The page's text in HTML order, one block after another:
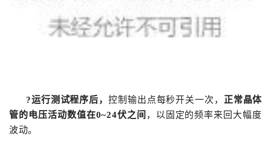
?运行测试程序后，控制输出点每秒开关一次， 正常晶体
管的电压活动数值在0~24伏之间 ，以固定的频率来回大幅度
波动。